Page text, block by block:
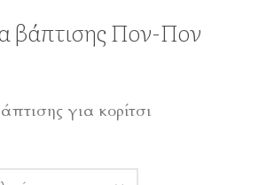
βάπτισης Πον-Πον
για κορίτσι